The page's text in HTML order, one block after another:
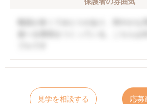
見学を相談する 応募